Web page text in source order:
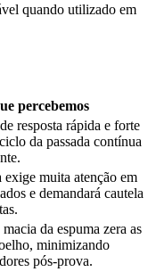
quando utilizado em
percebemos
resposta rápida e forte
da passada contínua
exige muita atenção em
e demandará cautela
da espuma zera as
minimizando
pós-prova.